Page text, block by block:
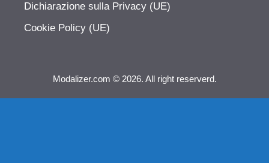
Dichiarazione sulla Privacy (UE)
Cookie Policy (UE)
Modalizer.com © 2026. All right reserverd.